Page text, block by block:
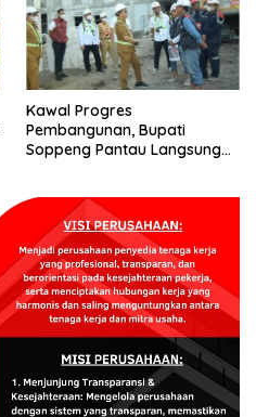
Kawal Progres
Pembangunan, Bupati
Soppeng Pantau Langsung